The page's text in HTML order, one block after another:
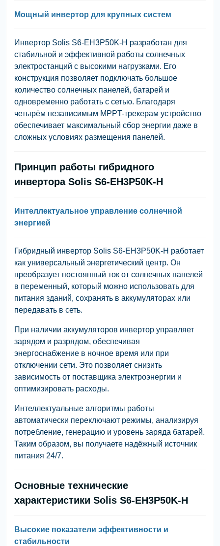
Мощный инвертор для крупных систем
Инвертор Solis S6-EH3P50K-H разработан для
стабильной и эффективной работы солнечных
электростанций с высокими нагрузками. Его
конструкция позволяет подключать большое
количество солнечных панелей, батарей и
одновременно работать с сетью. Благодаря
четырём независимым MPPT-трекерам устройство
обеспечивает максимальный сбор энергии даже в
сложных условиях размещения панелей.
Принцип работы гибридного
инвертора Solis S6-EH3P50K-H
Интеллектуальное управление солнечной
энергией
Гибридный инвертор Solis S6-EH3P50K-H работает
как универсальный энергетический центр. Он
преобразует постоянный ток от солнечных панелей
в переменный, который можно использовать для
питания зданий, сохранять в аккумуляторах или
передавать в сеть.
При наличии аккумуляторов инвертор управляет
зарядом и разрядом, обеспечивая
энергоснабжение в ночное время или при
отключении сети. Это позволяет снизить
зависимость от поставщика электроэнергии и
оптимизировать расходы.
Интеллектуальные алгоритмы работы
автоматически переключают режимы, анализируя
потребление, генерацию и уровень заряда батарей.
Таким образом, вы получаете надёжный источник
питания 24/7.
Основные технические
характеристики Solis S6-EH3P50K-H
Высокие показатели эффективности и
стабильности